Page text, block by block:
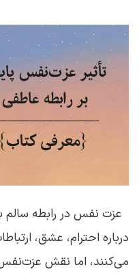
عزت نفس در رابطه
درباره احترام، عشق،
می‌کنند، اما نقش